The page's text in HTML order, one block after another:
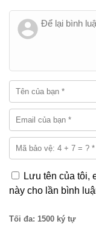
Lưu tên của tôi,
này cho lần bình
Tối đa: 1500 ký tự